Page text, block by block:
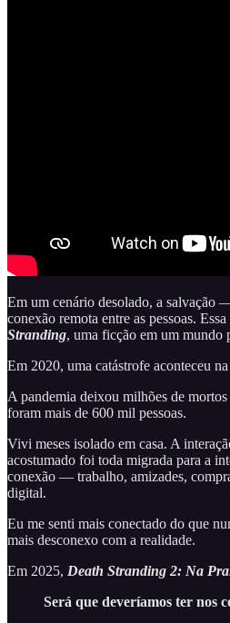
Em um cenário desolado, a salvação
conexão remota entre as pessoas.
Stranding, uma ficção em um mundo
Em 2020, uma catástrofe aconteceu
A pandemia deixou milhões de
foram mais de 600 mil pessoas.
Vivi meses isolado em casa. A
acostumado foi toda migrada para a
conexão — trabalho, amizades,
digital.
Eu me senti mais conectado do que
mais desconexo com a realidade.
Em 2025, Death Stranding 2: Na
Será que deveríamos ter nos